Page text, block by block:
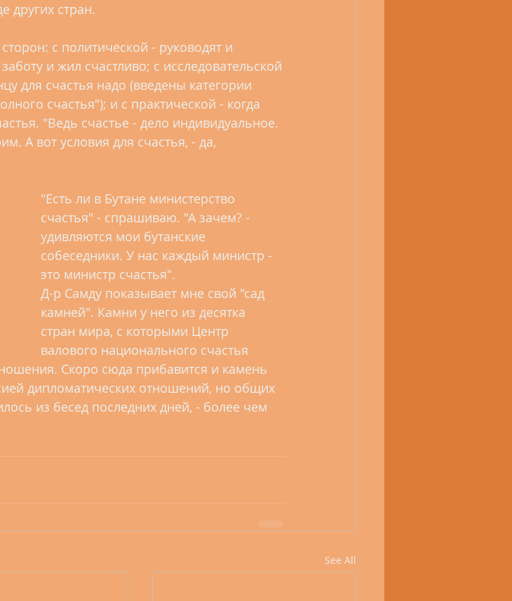
других стран.
с политической - руководят и
и жил счастливо; с исследовательской
для счастья надо (введены категории
счастья"); и с практической - когда
"Ведь счастье - дело индивидуальное.
А вот условия для счастья, - да,
"Есть ли в Бутане министерство
счастья" - спрашиваю. "А зачем? -
удивляются мои бутанские
собеседники. У нас каждый министр -
это министр счастья".
Д-р Самду показывает мне свой "сад
камней". Камни у него из десятка
стран мира, с которыми Центр
валового национального счастья
Скоро сюда прибавится и камень
дипломатических отношений, но общих
из бесед последних дней, - более чем
See All